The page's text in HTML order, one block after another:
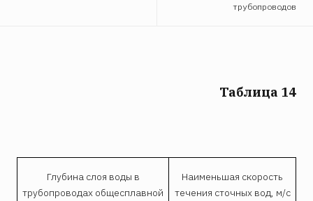
трубопроводов
Таблица 14
Глубина слоя воды в
трубопроводах общесплавной
Наименьшая скорость
течения сточных вод, м/с